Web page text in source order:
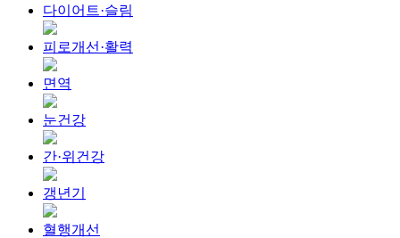
다이어트·슬림
피로개선·활력
면역
눈건강
간·위건강
갱년기
혈행개선